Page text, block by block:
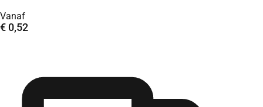
Vanaf
€ 0,52